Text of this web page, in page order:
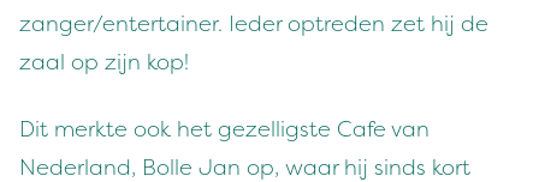
zanger/entertainer. Ieder optreden zet hij de
zaal op zijn kop!
Dit merkte ook het gezelligste Cafe van
Nederland, Bolle Jan op, waar hij sinds kort